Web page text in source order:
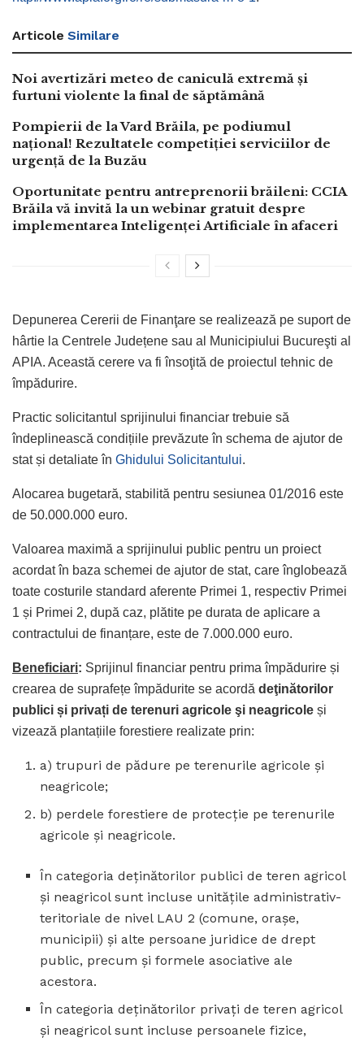
Articole Similare
Noi avertizări meteo de caniculă extremă și
furtuni violente la final de săptămână
Pompierii de la Vard Brăila, pe podiumul
național! Rezultatele competiției serviciilor de
urgență de la Buzău
Oportunitate pentru antreprenorii brăileni: CCIA
Brăila vă invită la un webinar gratuit despre
implementarea Inteligenței Artificiale în afaceri
Depunerea Cererii de Finanţare se realizează pe suport de
hârtie la Centrele Județene sau al Municipiului Bucureşti al
APIA. Această cerere va fi însoţită de proiectul tehnic de
împădurire.
Practic solicitantul sprijinului financiar trebuie să
îndeplinească condițiile prevăzute în schema de ajutor de
stat și detaliate în Ghidului Solicitantului.
Alocarea bugetară, stabilită pentru sesiunea 01/2016 este
de 50.000.000 euro.
Valoarea maximă a sprijinului public pentru un proiect
acordat în baza schemei de ajutor de stat, care înglobează
toate costurile standard aferente Primei 1, respectiv Primei
1 și Primei 2, după caz, plătite pe durata de aplicare a
contractului de finanțare, este de 7.000.000 euro.
Beneficiari: Sprijinul financiar pentru prima împădurire și
crearea de suprafețe împădurite se acordă deţinătorilor
publici și privați de terenuri agricole şi neagricole și
vizează plantațiile forestiere realizate prin:
a) trupuri de pădure pe terenurile agricole şi
neagricole;
b) perdele forestiere de protecţie pe terenurile
agricole şi neagricole.
În categoria deţinătorilor publici de teren agricol
și neagricol sunt incluse unităţile administrativ-
teritoriale de nivel LAU 2 (comune, oraşe,
municipii) şi alte persoane juridice de drept
public, precum şi formele asociative ale
acestora.
În categoria deţinătorilor privaţi de teren agricol
şi neagricol sunt incluse persoanele fizice,